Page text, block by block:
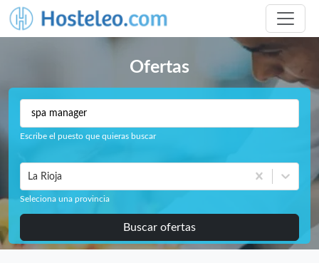
Ofertas
Escribe el puesto que quieras buscar
La Rioja
Seleciona una provincia
Buscar ofertas